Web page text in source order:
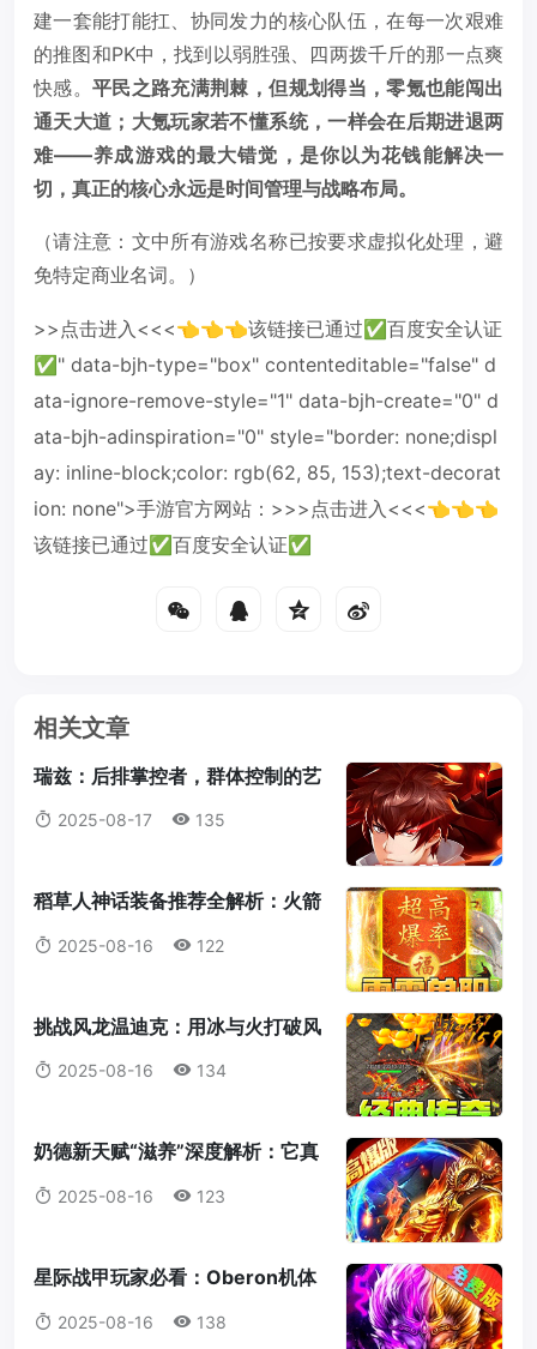
建一套能打能扛、协同发力的核心队伍，在每一次艰难
的推图和PK中，找到以弱胜强、四两拨千斤的那一点爽
快感。平民之路充满荆棘，但规划得当，零氪也能闯出
通天大道；大氪玩家若不懂系统，一样会在后期进退两
难——养成游戏的最大错觉，是你以为花钱能解决一
切，真正的核心永远是时间管理与战略布局。
（请注意：文中所有游戏名称已按要求虚拟化处理，避
免特定商业名词。）
>>点击进入<<<👈👈👈该链接已通过✅百度安全认证
✅" data-bjh-type="box" contenteditable="false" d
ata-ignore-remove-style="1" data-bjh-create="0" d
ata-bjh-adinspiration="0" style="border: none;displ
ay: inline-block;color: rgb(62, 85, 153);text-decorat
ion: none">手游官方网站：>>>点击进入<<<👈👈👈
该链接已通过✅百度安全认证✅
相关文章
瑞兹：后排掌控者，群体控制的艺
术大师
2025-08-17 135
稻草人神话装备推荐全解析：火箭
腰带为何成为首选？
2025-08-16 122
挑战风龙温迪克：用冰与火打破风
暴统治！
2025-08-16 134
奶德新天赋“滋养”深度解析：它真
的值得我们放弃愈合吗？
2025-08-16 123
星际战甲玩家必看：Oberon机体
蓝图获取全攻略
2025-08-16 138